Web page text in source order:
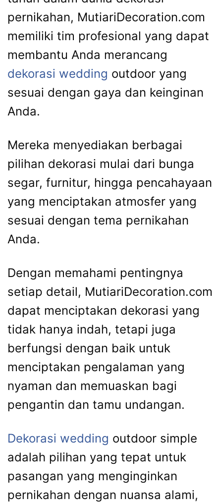
pernikahan, MutiariDecoration.com
memiliki tim profesional yang dapat
membantu Anda merancang
dekorasi wedding outdoor yang
sesuai dengan gaya dan keinginan
Anda.
Mereka menyediakan berbagai
pilihan dekorasi mulai dari bunga
segar, furnitur, hingga pencahayaan
yang menciptakan atmosfer yang
sesuai dengan tema pernikahan
Anda.
Dengan memahami pentingnya
setiap detail, MutiariDecoration.com
dapat menciptakan dekorasi yang
tidak hanya indah, tetapi juga
berfungsi dengan baik untuk
menciptakan pengalaman yang
nyaman dan memuaskan bagi
pengantin dan tamu undangan.
Dekorasi wedding outdoor simple
adalah pilihan yang tepat untuk
pasangan yang menginginkan
pernikahan dengan nuansa alami,